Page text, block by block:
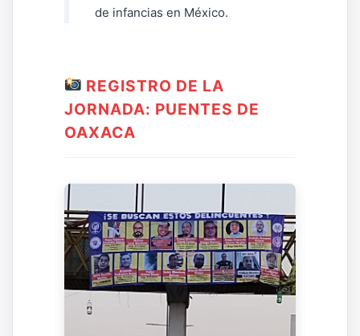
de infancias en México.
REGISTRO DE LA
JORNADA: PUENTES DE
OAXACA